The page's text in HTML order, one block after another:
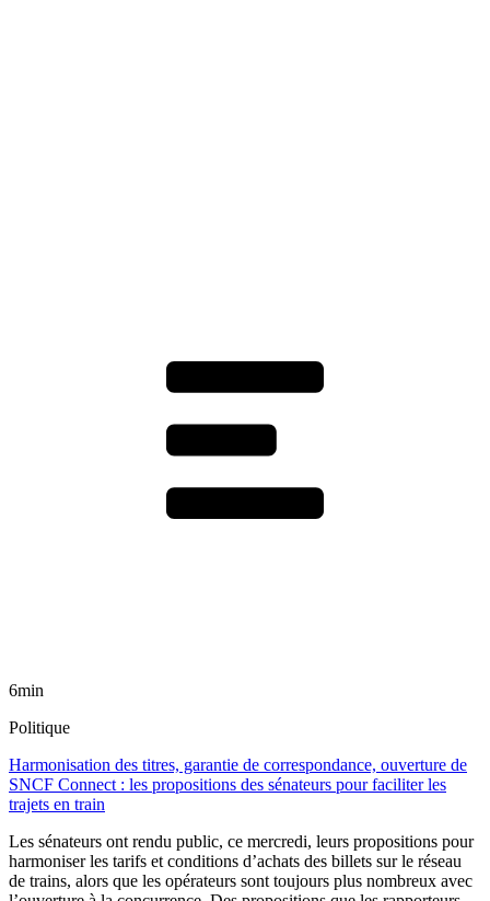
6min
Politique
Harmonisation des titres, garantie de correspondance, ouverture de
SNCF Connect : les propositions des sénateurs pour faciliter les
trajets en train
Les sénateurs ont rendu public, ce mercredi, leurs propositions pour
harmoniser les tarifs et conditions d’achats des billets sur le réseau
de trains, alors que les opérateurs sont toujours plus nombreux avec